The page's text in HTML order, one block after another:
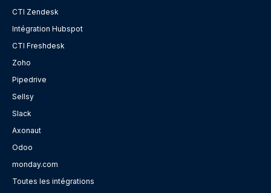
CTI Zendesk
Intégration Hubspot
CTI Freshdesk
Zoho
Pipedrive
Sellsy
Slack
Axonaut
Odoo
monday.com
Toutes les intégrations